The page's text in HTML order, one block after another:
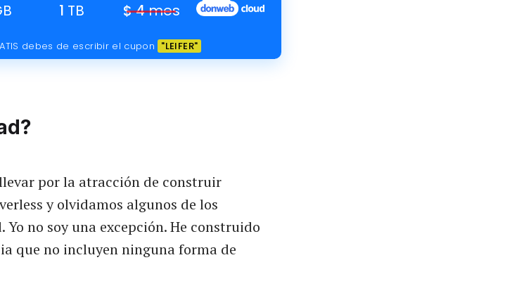
1 TB $4mes
debes de escribir el cupon "LEIFER"
por la atracción de construir
y olvidamos algunos de los
no soy una excepción. He construido
que no incluyen ninguna forma de